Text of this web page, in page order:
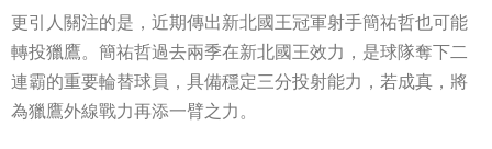
更引人關注的是，近期傳出新北國王冠軍射手簡祐哲也可能
轉投獵鷹。簡祐哲過去兩季在新北國王效力，是球隊奪下二
連霸的重要輪替球員，具備穩定三分投射能力，若成真，將
為獵鷹外線戰力再添一臂之力。